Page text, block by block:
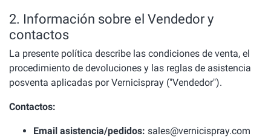
2. Información sobre el Vendedor y
contactos
La presente política describe las condiciones de venta, el
procedimiento de devoluciones y las reglas de asistencia
posventa aplicadas por Vernicispray ("Vendedor").
Contactos:
Email asistencia/pedidos: sales@vernicispray.com